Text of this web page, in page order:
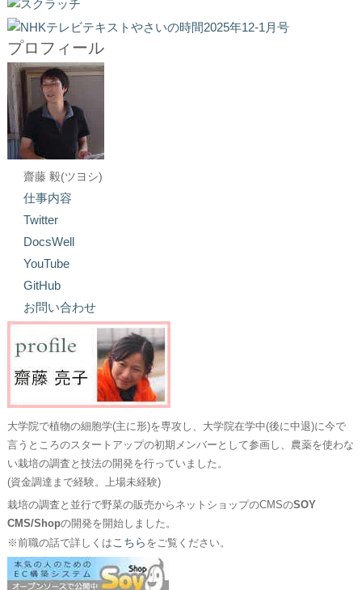
プロフィール
齋藤 毅(ツヨシ)
仕事内容
Twitter
DocsWell
YouTube
GitHub
お問い合わせ
大学院で植物の細胞学(主に形)を専攻し、大学院在学中(後に中退)に今で
言うところのスタートアップの初期メンバーとして参画し、農薬を使わな
い栽培の調査と技法の開発を行っていました。
(資金調達まで経験。上場未経験)
栽培の調査と並行で野菜の販売からネットショップのCMSのSOY
CMS/Shopの開発を開始しました。
※前職の話で詳しくは こちら をご覧ください。